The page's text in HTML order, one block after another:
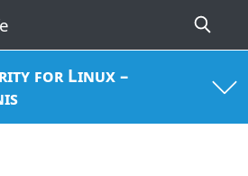
for Linux –